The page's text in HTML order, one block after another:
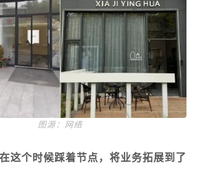
图源：网络
这个时候踩着节点，将业务拓展到了